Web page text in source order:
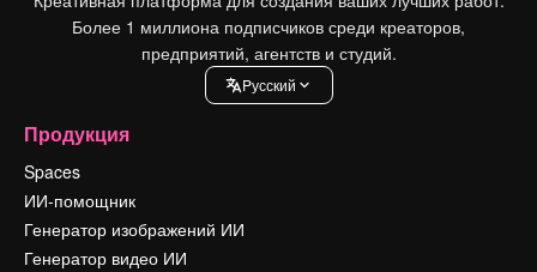
Более 1 миллиона подписчиков среди креаторов,
предприятий, агентств и студий.
Pусский
Продукция
Spaces
ИИ-помощник
Генератор изображений ИИ
Генератор видео ИИ